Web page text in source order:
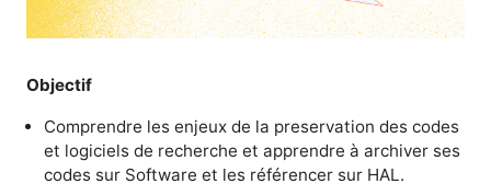
Objectif
Comprendre les enjeux de la preservation des codes
et logiciels de recherche et apprendre à archiver ses
codes sur Software et les référencer sur HAL.